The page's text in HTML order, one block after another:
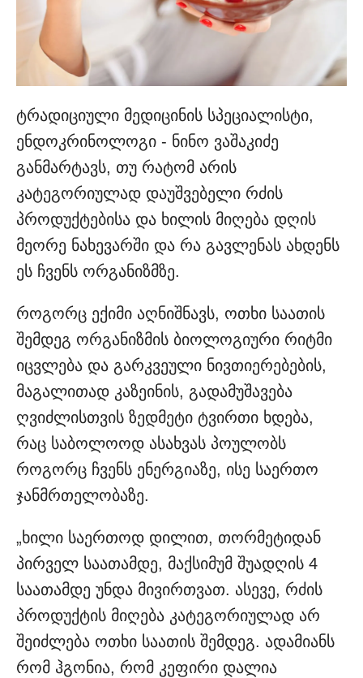
ტრადიციული მედიცინის სპეციალისტი,
ენდოკრინოლოგი - ნინო ვაშაკიძე
განმარტავს, თუ რატომ არის
კატეგორიულად დაუშვებელი რძის
პროდუქტებისა და ხილის მიღება დღის
მეორე ნახევარში და რა გავლენას ახდენს
ეს ჩვენს ორგანიზმზე.
როგორც ექიმი აღნიშნავს, ოთხი საათის
შემდეგ ორგანიზმის ბიოლოგიური რიტმი
იცვლება და გარკვეული ნივთიერებების,
მაგალითად კაზეინის, გადამუშავება
ღვიძლისთვის ზედმეტი ტვირთი ხდება,
რაც საბოლოოდ ასახვას პოულობს
როგორც ჩვენს ენერგიაზე, ისე საერთო
ჯანმრთელობაზე.
„ხილი საერთოდ დილით, თორმეტიდან
პირველ საათამდე, მაქსიმუმ შუადღის 4
საათამდე უნდა მივირთვათ. ასევე, რძის
პროდუქტის მიღება კატეგორიულად არ
შეიძლება ოთხი საათის შემდეგ. ადამიანს
რომ ჰგონია, რომ კეფირი დალია